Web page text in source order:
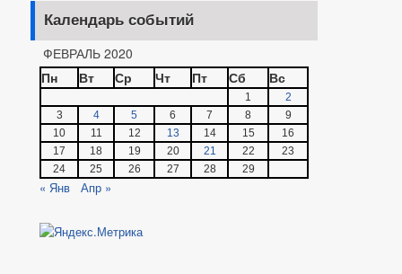
Календарь событий
ФЕВРАЛЬ 2020
Пн
Вт Ср Чт Пт Сб Вс
1
2
3
4 5 6 7 8
9
10
11 12 13 14 15
16
17
18 19 20 21 22
23
24
25 26 27 28 29
« Янв Апр »